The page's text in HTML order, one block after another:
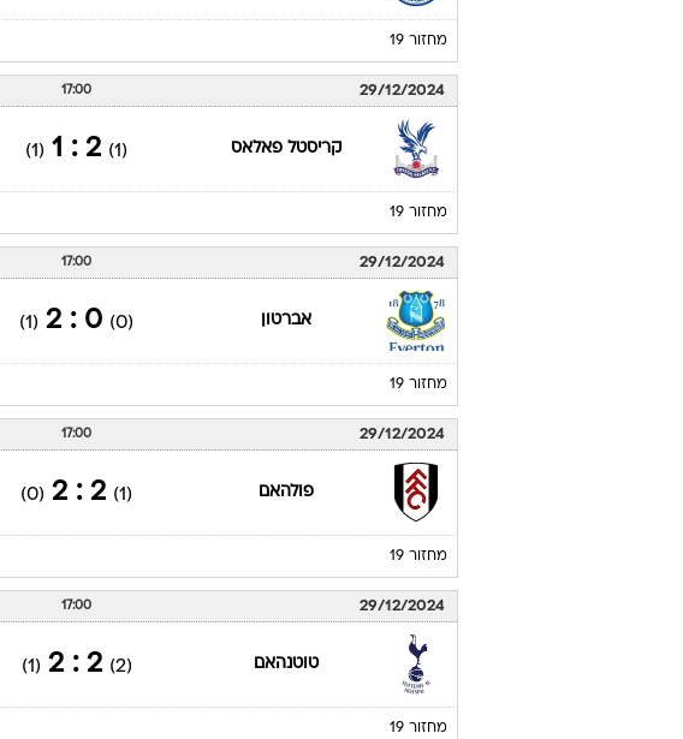
מחזור 19
29/12/2024
17:00
קריסטל פאלאס (1)
2 : 1
(1)
מחזור 19
29/12/2024
17:00
אברטון (0)
0 : 2
(1)
מחזור 19
29/12/2024
17:00
פולהאם (1)
2 : 2
(0)
מחזור 19
29/12/2024
17:00
טוטנהאם (2)
2 : 2
(1)
מחזור 19